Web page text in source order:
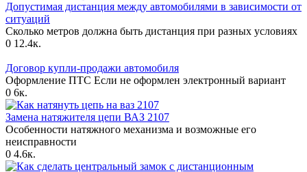
Допустимая дистанция между автомобилями в зависимости от
ситуаций
Сколько метров должна быть дистанция при разных условиях
0 12.4к.
Договор купли-продажи автомобиля
Оформление ПТС Если не оформлен электронный вариант
0 6к.
Замена натяжителя цепи ВАЗ 2107
Особенности натяжного механизма и возможные его
неисправности
0 4.6к.